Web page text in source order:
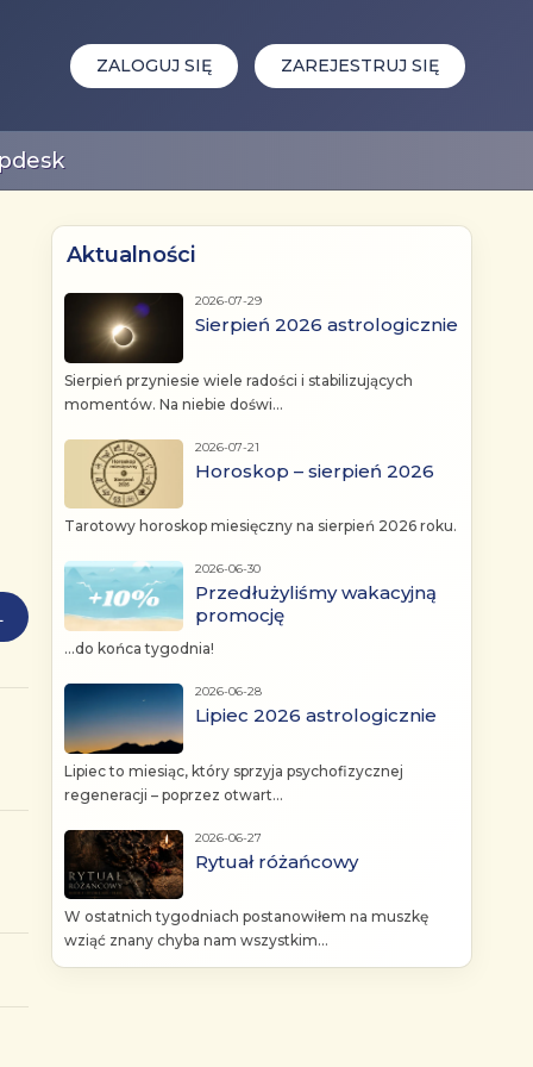
ZALOGUJ SIĘ ZAREJESTRUJ SIĘ
Aktualności
2026-07-29
Sierpień 2026 astrologicznie
Sierpień przyniesie wiele radości i stabilizujących
momentów. Na niebie doświ...
2026-07-21
Horoskop – sierpień 2026
Tarotowy horoskop miesięczny na sierpień 2026 roku.
2026-06-30
Przedłużyliśmy wakacyjną
promocję
...do końca tygodnia!
2026-06-28
Lipiec 2026 astrologicznie
Lipiec to miesiąc, który sprzyja psychofizycznej
regeneracji – poprzez otwart...
2026-06-27
Rytuał różańcowy
W ostatnich tygodniach postanowiłem na muszkę
wziąć znany chyba nam wszystkim...